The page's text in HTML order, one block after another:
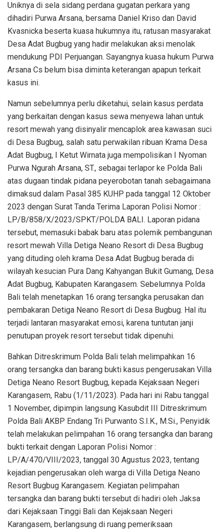
Uniknya di sela sidang perdana gugatan perkara yang
dihadiri Purwa Arsana, bersama Daniel Kriso dan David
Kvasnicka beserta kuasa hukumnya itu, ratusan masyarakat
Desa Adat Bugbug yang hadir melakukan aksi menolak
mendukung PDI Perjuangan. Sayangnya kuasa hukum Purwa
Arsana Cs belum bisa diminta keterangan apapun terkait
kasus ini.
Namun sebelumnya perlu diketahui, selain kasus perdata
yang berkaitan dengan kasus sewa menyewa lahan untuk
resort mewah yang disinyalir mencaplok area kawasan suci
di Desa Bugbug, salah satu perwakilan ribuan Krama Desa
Adat Bugbug, I Ketut Wirnata juga mempolisikan I Nyoman
Purwa Ngurah Arsana, ST., sebagai terlapor ke Polda Bali
atas dugaan tindak pidana peyerobotan tanah sebagaimana
dimaksud dalam Pasal 385 KUHP pada tanggal 12 Oktober
2023 dengan Surat Tanda Terima Laporan Polisi Nomor :
LP/B/858/X/2023/SPKT/POLDA BALI. Laporan pidana
tersebut, memasuki babak baru atas polemik pembangunan
resort mewah Villa Detiga Neano Resort di Desa Bugbug
yang dituding oleh krama Desa Adat Bugbug berada di
wilayah kesucian Pura Dang Kahyangan Bukit Gumang, Desa
Adat Bugbug, Kabupaten Karangasem. Sebelumnya Polda
Bali telah menetapkan 16 orang tersangka perusakan dan
pembakaran Detiga Neano Resort di Desa Bugbug. Hal itu
terjadi lantaran masyarakat emosi, karena tuntutan janji
penutupan proyek resort tersebut tidak dipenuhi.
Bahkan Ditreskrimum Polda Bali telah melimpahkan 16
orang tersangka dan barang bukti kasus pengerusakan Villa
Detiga Neano Resort Bugbug, kepada Kejaksaan Negeri
Karangasem, Rabu (1/11/2023). Pada hari ini Rabu tanggal
1 November, dipimpin langsung Kasubdit III Ditreskrimum
Polda Bali AKBP Endang Tri Purwanto S.I.K., M.Si., Penyidik
telah melakukan pelimpahan 16 orang tersangka dan barang
bukti terkait dengan Laporan Polisi Nomor :
LP/A/470/VIII/2023, tanggal 30 Agustus 2023, tentang
kejadian pengerusakan oleh warga di Villa Detiga Neano
Resort Bugbug Karangasem. Kegiatan pelimpahan
tersangka dan barang bukti tersebut di hadiri oleh Jaksa
dari Kejaksaan Tinggi Bali dan Kejaksaan Negeri
Karangasem, berlangsung di ruang pemeriksaan